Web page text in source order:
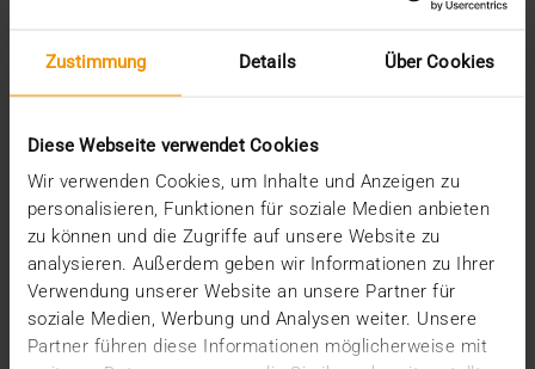
Zustimmung Details Über Cookies
Diese Webseite verwendet Cookies
Wir verwenden Cookies, um Inhalte und Anzeigen zu
personalisieren, Funktionen für soziale Medien anbieten
zu können und die Zugriffe auf unsere Website zu
analysieren. Außerdem geben wir Informationen zu Ihrer
Verwendung unserer Website an unsere Partner für
soziale Medien, Werbung und Analysen weiter. Unsere
Partner führen diese Informationen möglicherweise mit
So kommen Dokumente automatisch in die ePA
Kategorien
CSR
Events
Intern
Kolumne
News
Overview
Presse
Report
Standard Echo